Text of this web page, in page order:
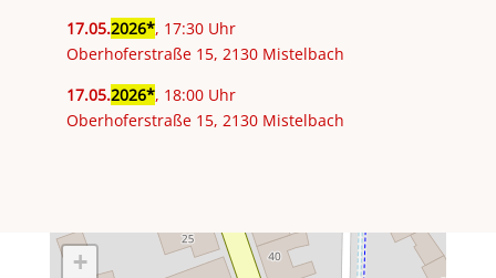
17.05.2026 , 17:30 Uhr
Oberhoferstraße 15, 2130 Mistelbach
17.05.2026 , 18:00 Uhr
Oberhoferstraße 15, 2130 Mistelbach
+